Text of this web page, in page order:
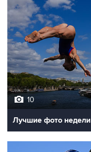
10
Лучшие фото недели